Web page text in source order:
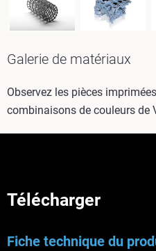
Galerie de matériaux
Observez les pièces
combinaisons de couleurs de
Télécharger
Fiche technique du